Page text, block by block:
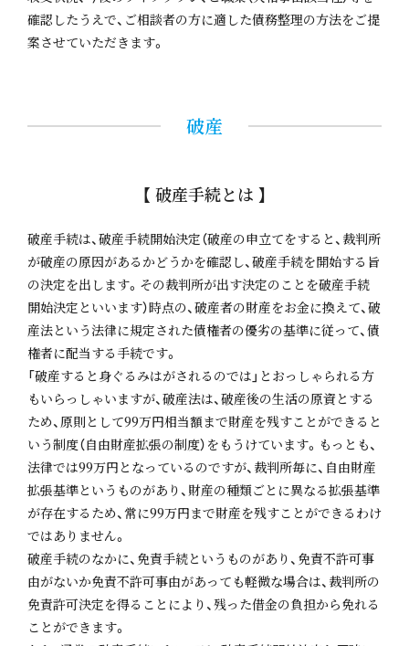
確認したうえで、ご相談者の方に適した債務整理の方法をご提
案させていただきます。
破産
【 破産手続とは 】
破産手続は、破産手続開始決定（破産の申立てをすると、裁判所
が破産の原因があるかどうかを確認し、破産手続を開始する旨
の決定を出します。その裁判所が出す決定のことを破産手続
開始決定といいます）時点の、破産者の財産をお金に換えて、破
産法という法律に規定された債権者の優劣の基準に従って、債
権者に配当する手続です。
「破産すると身ぐるみはがされるのでは」とおっしゃられる方
もいらっしゃいますが、破産法は、破産後の生活の原資とする
ため、原則として99万円相当額まで財産を残すことができると
いう制度（自由財産拡張の制度）をもうけています。もっとも、
法律では99万円となっているのですが、裁判所毎に、自由財産
拡張基準というものがあり、財産の種類ごとに異なる拡張基準
が存在するため、常に99万円まで財産を残すことができるわけ
ではありません。
破産手続のなかに、免責手続というものがあり、免責不許可事
由がないか免責不許可事由があっても軽微な場合は、裁判所の
免責許可決定を得ることにより、残った借金の負担から免れる
ことができます。